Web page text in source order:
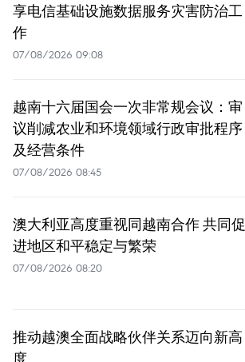
享电信基础设施数据服务灾害防治工
作
07/08/2026 09:08
越南十六届国会一次非常规会议：审
议削减农业和环境领域行政审批程序
及经营条件
07/08/2026 08:45
澳大利亚高度重视同越南合作 共同促
进地区和平稳定与繁荣
07/08/2026 08:20
推动越澳全面战略伙伴关系迈向新高